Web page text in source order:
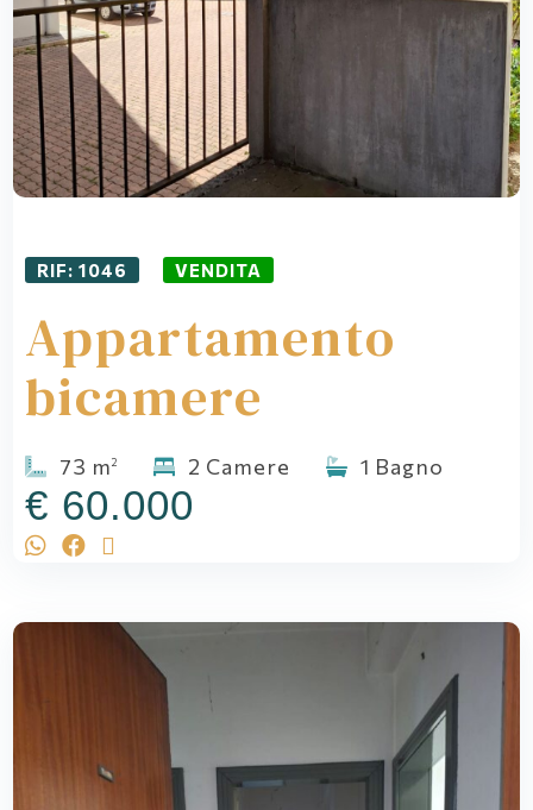
RIF: 1046 VENDITA
Appartamento
bicamere
73 m2 2 Camere 1 Bagno
€ 60.000